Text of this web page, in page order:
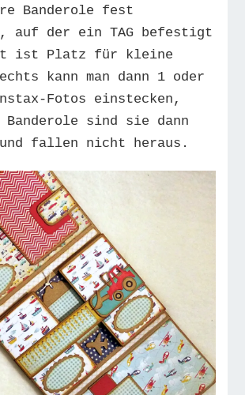
Banderole fest
auf der ein TAG befestigt
ist Platz für kleine
kann man dann 1 oder
Fotos einstecken,
sind sie dann
fallen nicht heraus.